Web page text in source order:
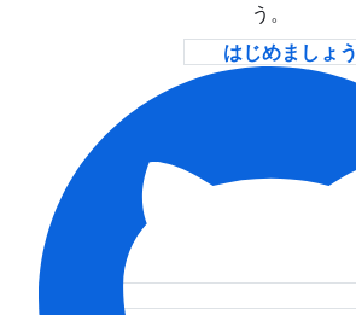
う。
はじめましょう